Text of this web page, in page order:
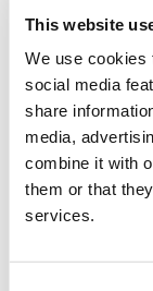
This website
We use cookies
social media
share
media,
combine it with
them or that
services.
ツーリ